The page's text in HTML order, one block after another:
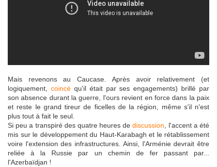
Mais revenons au Caucase. Après avoir relativement (et
logiquement, coincéqu'il était par ses engagements) brillé par
son absence durant la guerre, l'ours revient en force dans la paix
et reste le grand tireur de ficelles de la région, même s'il n'est
plus tout à fait le seul.
Si peu a transpiré des quatre heures dediscussion , l'accent a été
mis sur le développement du Haut-Karabagh et le rétablissement
voire l'extension des infrastructures. Ainsi, l'Arménie devrait être
reliée à la Russie par un chemin de fer passant par...
l'Azerbaïdjan !